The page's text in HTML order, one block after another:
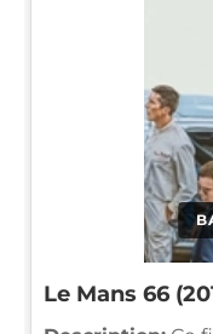
Le Mans 66